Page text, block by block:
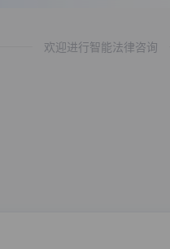
欢迎进行智能法律咨询